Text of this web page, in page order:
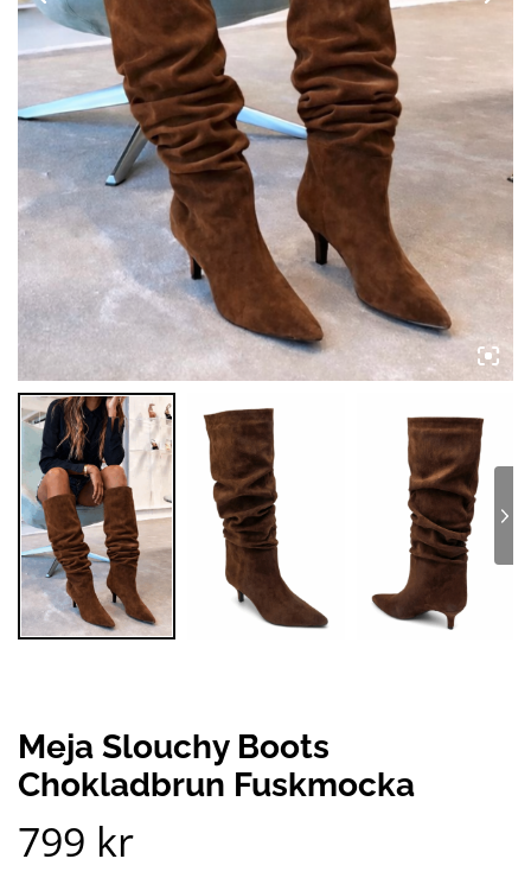
Meja Slouchy Boots
Chokladbrun Fuskmocka
799 kr